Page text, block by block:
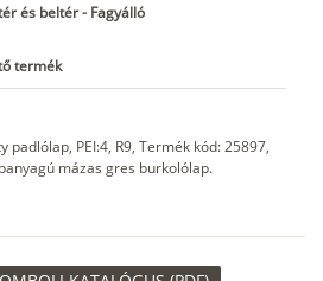
és beltér - Fagyálló
termék
padlólap, PEI:4, R9, Termék kód: 25897,
mázas gres burkolólap.